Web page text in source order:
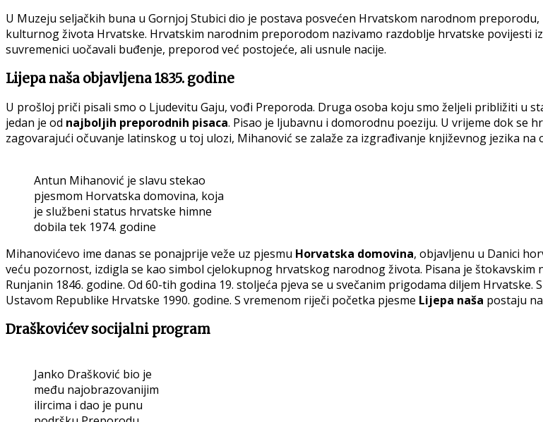
U Muzeju seljačkih buna u Gornjoj Stubici dio je postava posvećen Hrvatskom narodnom
kulturnog života Hrvatske. Hrvatskim narodnim preporodom nazivamo razdoblje hrvatske povijesti
suvremenici uočavali buđenje, preporod već postojeće, ali usnule nacije.
Lijepa naša objavljena 1835. godine
U prošloj priči pisali smo o Ljudevitu Gaju, vođi Preporoda. Druga osoba koju smo željeli približiti u
jedan je od najboljih preporodnih pisaca. Pisao je ljubavnu i domorodnu poeziju. U vrijeme dok se
zagovarajući očuvanje latinskog u toj ulozi, Mihanović se zalaže za izgrađivanje književnog jezika
Antun Mihanović je slavu stekao
pjesmom Horvatska domovina, koja
je službeni status hrvatske himne
dobila tek 1974. godine
Mihanovićevo ime danas se ponajprije veže uz pjesmu Horvatska domovina, objavljenu u Danici
veću pozornost, izdigla se kao simbol cjelokupnog hrvatskog narodnog života. Pisana je
Runjanin 1846. godine. Od 60-tih godina 19. stoljeća pjeva se u svečanim prigodama diljem
Ustavom Republike Hrvatske 1990. godine. S vremenom riječi početka pjesme Lijepa naša postaju
Draškovićev socijalni program
Janko Drašković bio je
među najobrazovanijim
ilircima i dao je punu